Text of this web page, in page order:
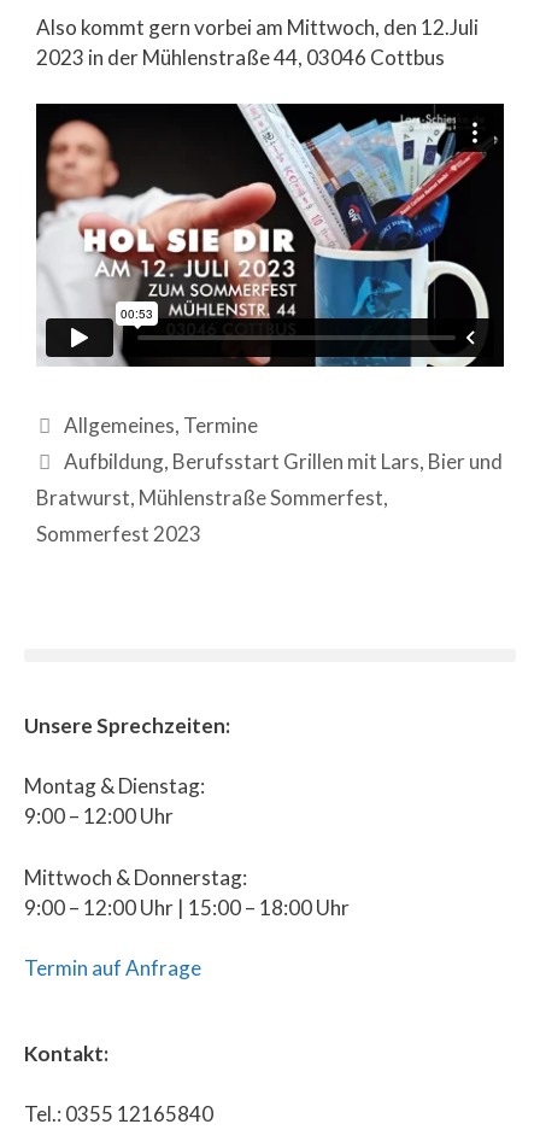
Also kommt gern vorbei am Mittwoch, den 12.Juli
2023 in der Mühlenstraße 44, 03046 Cottbus
Allgemeines, Termine
Aufbildung, Berufsstart Grillen mit Lars, Bier und
Bratwurst, Mühlenstraße Sommerfest,
Sommerfest 2023
Unsere Sprechzeiten:
Montag & Dienstag:
9:00 – 12:00 Uhr
Mittwoch & Donnerstag:
9:00 – 12:00 Uhr | 15:00 – 18:00 Uhr
Termin auf Anfrage
Kontakt:
Tel.: 0355 12165840